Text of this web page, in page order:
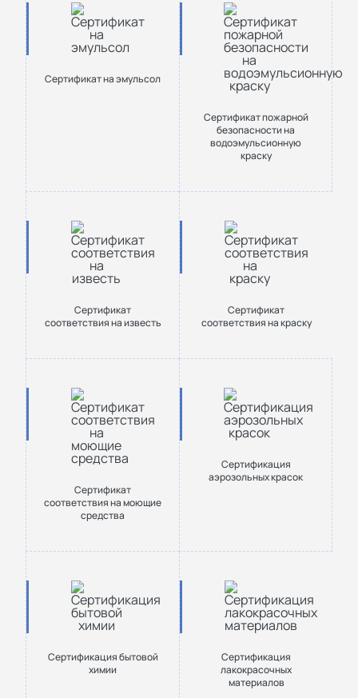
Сертификат на эмульсол
Сертификат пожарной
безопасности на
водоэмульсионную
краску
Сертификат
соответствия на известь
Сертификат
соответствия на краску
Сертификат
соответствия на моющие
средства
Сертификация
аэрозольных красок
Сертификация бытовой
химии
Сертификация
лакокрасочных
материалов